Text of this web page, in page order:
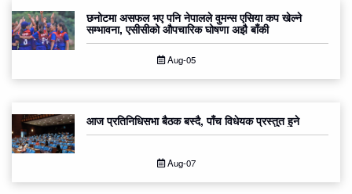
छनोटमा असफल भए पनि नेपालले वुमन्स एसिया कप खेल्ने
सम्भावना, एसीसीको औपचारिक घोषणा अझै बाँकी
Aug-05
आज प्रतिनिधिसभा बैठक बस्दै, पाँच विधेयक प्रस्तुत हुने
Aug-07